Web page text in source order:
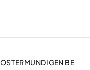
OSTERMUNDIGEN BE